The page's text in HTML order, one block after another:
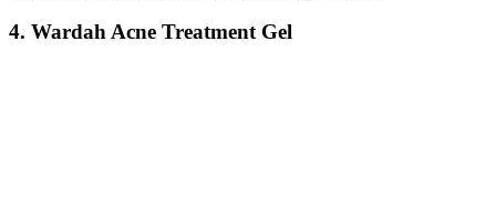
4. Wardah Acne Treatment Gel